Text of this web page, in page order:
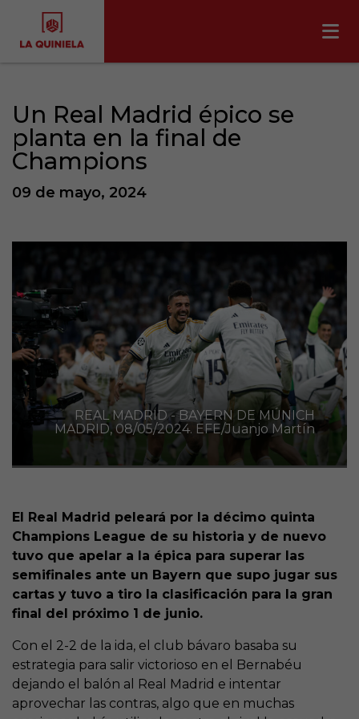
Un Real Madrid épico se
planta en la final de
Champions
09 de mayo, 2024
REAL MADRID - BAYERN DE MÚNICH
MADRID, 08/05/2024. EFE/Juanjo Martín
El Real Madrid peleará por la décimo quinta
Champions League de su historia y de nuevo
tuvo que apelar a la épica para superar las
semifinales ante un Bayern que supo jugar sus
cartas y tuvo a tiro la clasificación para la gran
final del próximo 1 de junio.
Con el 2-2 de la ida, el club bávaro basaba su
estrategia para salir victorioso en el Bernabéu
dejando el balón al Real Madrid e intentar
aprovechar las contras, algo que en muchas